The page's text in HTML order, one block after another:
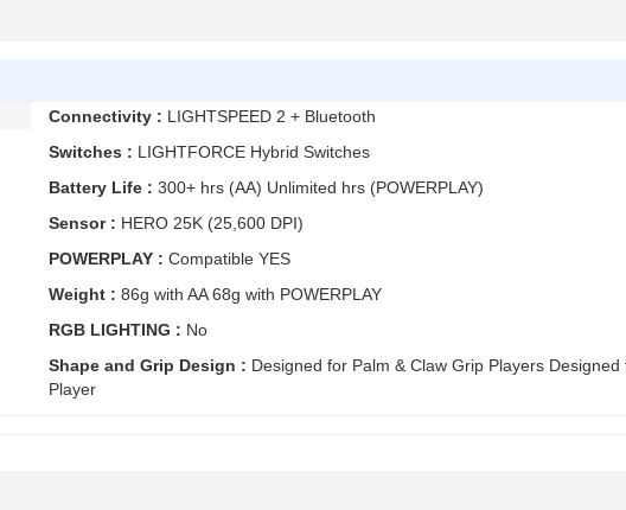
Connectivity : LIGHTSPEED 2 + Bluetooth
Switches : LIGHTFORCE Hybrid Switches
Battery Life :300+ hrs (AA) Unlimited hrs (POWERPLAY)
Sensor : HERO 25K (25,600 DPI)
POWERPLAY :Compatible YES
Weight :86g with AA 68g with POWERPLAY
RGB LIGHTING : No
Shape and Grip Design : Designed for Palm & Claw Grip Players Designed
Player